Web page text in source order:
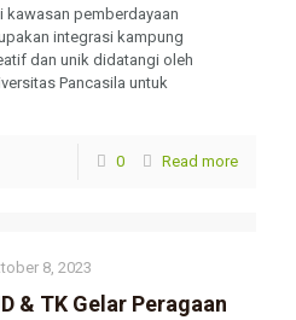
pemberdayaan
integrasi kampung
dan unik didatangi oleh
Pancasila untuk
0 Read more
8, 2023
& TK Gelar Peragaan